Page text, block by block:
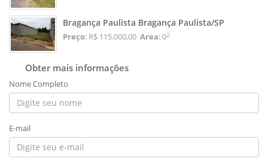
Bragança Paulista Bragança Paulista/SP
Preço: R$ 115.000,00 Area: 02
Obter mais informações
Nome Completo
E-mail